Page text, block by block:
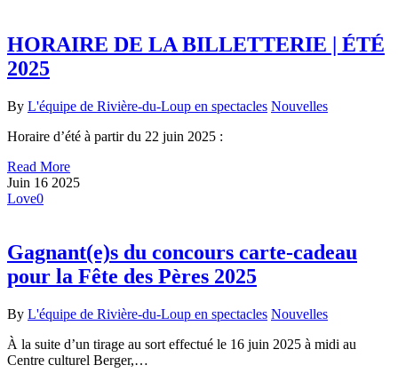
HORAIRE DE LA BILLETTERIE | ÉTÉ
2025
By L'équipe de Rivière-du-Loup en spectacles Nouvelles
Horaire d’été à partir du 22 juin 2025 :
Read More
Juin 16 2025
Love0
Gagnant(e)s du concours carte-cadeau
pour la Fête des Pères 2025
By L'équipe de Rivière-du-Loup en spectacles Nouvelles
À la suite d’un tirage au sort effectué le 16 juin 2025 à midi au
Centre culturel Berger,…